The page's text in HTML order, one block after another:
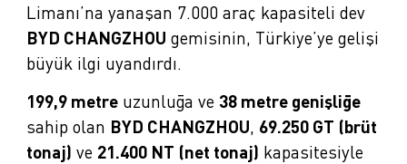
Limanı’na yanaşan 7.000 araç kapasiteli dev
BYD CHANGZHOU gemisinin, Türkiye’ye gelişi
büyük ilgi uyandırdı.
199,9 metreuzunluğa ve 38 metre genişliğe
sahip olan BYD CHANGZHOU, 69.250 GT (brüt
tonaj) ve 21.400 NT (net tonaj) kapasitesiyle